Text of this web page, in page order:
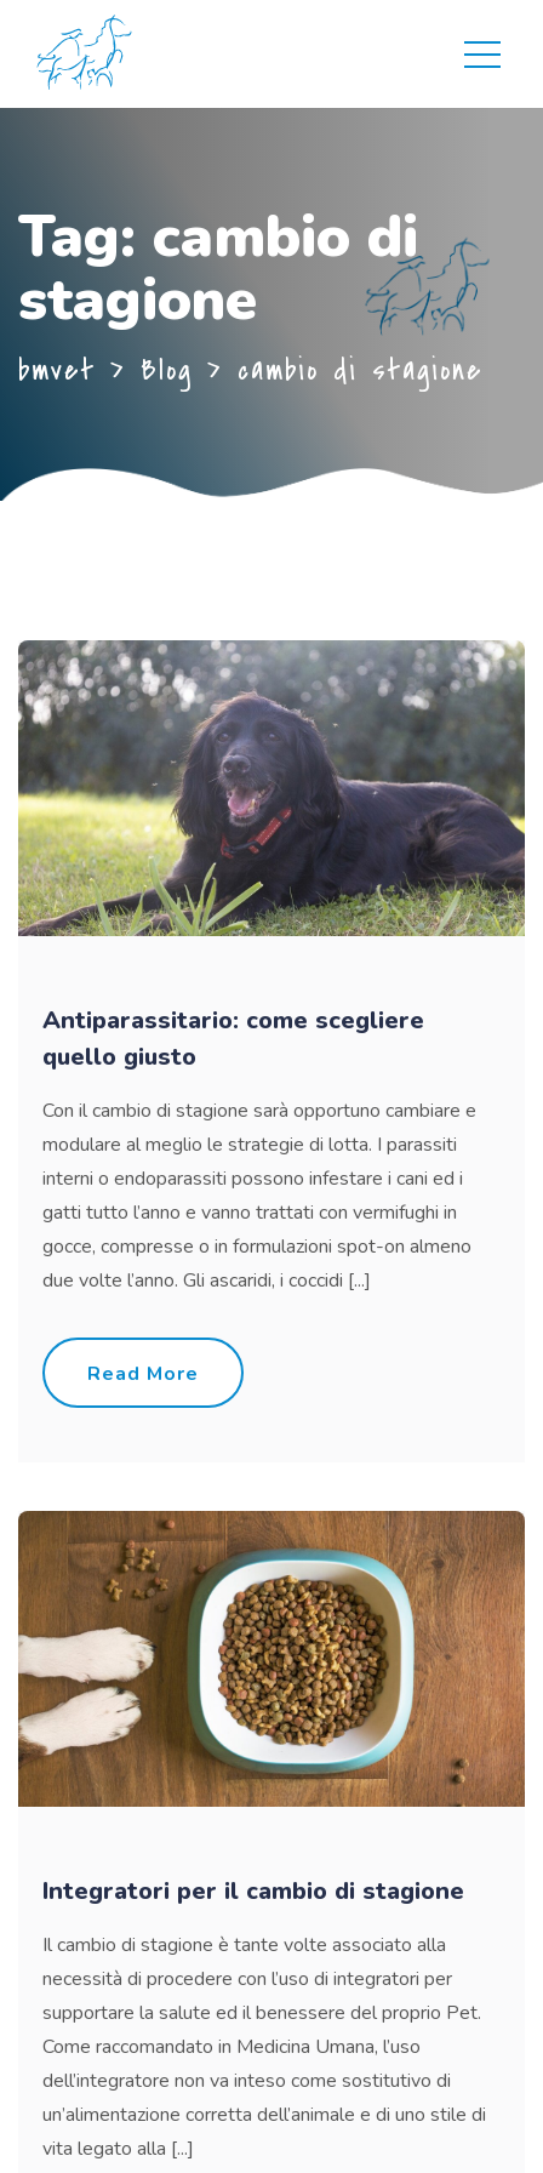
Tag: cambio di
stagione
bmvet > Blog > cambio di stagione
Antiparassitario: come scegliere
quello giusto
Con il cambio di stagione sarà opportuno cambiare e
modulare al meglio le strategie di lotta. I parassiti
interni o endoparassiti possono infestare i cani ed i
gatti tutto l’anno e vanno trattati con vermifughi in
gocce, compresse o in formulazioni spot-on almeno
due volte l’anno. Gli ascaridi, i coccidi [...]
Read More
Integratori per il cambio di stagione
Il cambio di stagione è tante volte associato alla
necessità di procedere con l’uso di integratori per
supportare la salute ed il benessere del proprio Pet.
Come raccomandato in Medicina Umana, l’uso
dell’integratore non va inteso come sostitutivo di
un’alimentazione corretta dell’animale e di uno stile di
vita legato alla [...]